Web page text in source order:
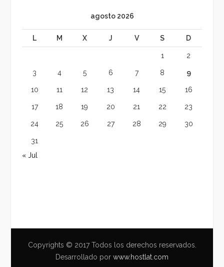
agosto 2026
L M X J V S D
1 2
3 4 5 6 7 8 9
10 11 12 13 14 15 16
17 18 19 20 21 22 23
24 25 26 27 28 29 30
31
« Jul
Copyrights © 2017 Todos los derechos reservados.
Desarrollado por www.hostlat.com